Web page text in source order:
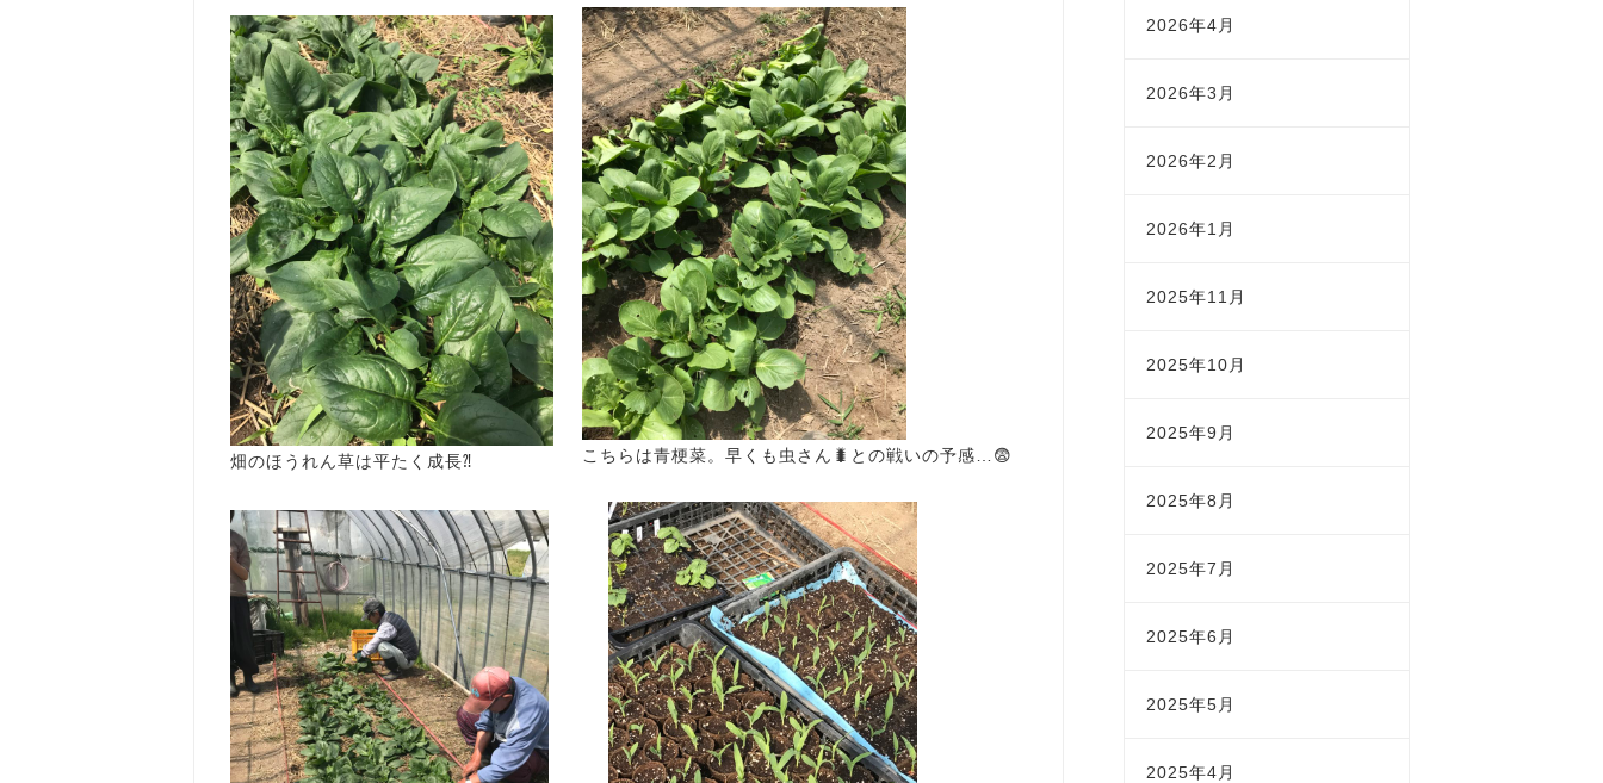
畑のほうれん草は平たく成長⁈ こちらは青梗菜。早くも虫さん🐛との戦いの予感…😨
2026年4月
2026年3月
2026年2月
2026年1月
2025年11月
2025年10月
2025年9月
2025年8月
2025年7月
2025年6月
2025年5月
2025年4月